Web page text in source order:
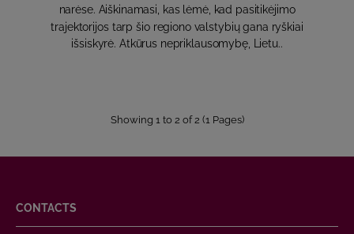
narėse. Aiškinamasi, kas lėmė, kad pasitikėjimo
trajektorijos tarp šio regiono valstybių gana ryškiai
išsiskyrė. Atkūrus nepriklausomybę, Lietu..
Showing 1 to 2 of 2 (1 Pages)
CONTACTS